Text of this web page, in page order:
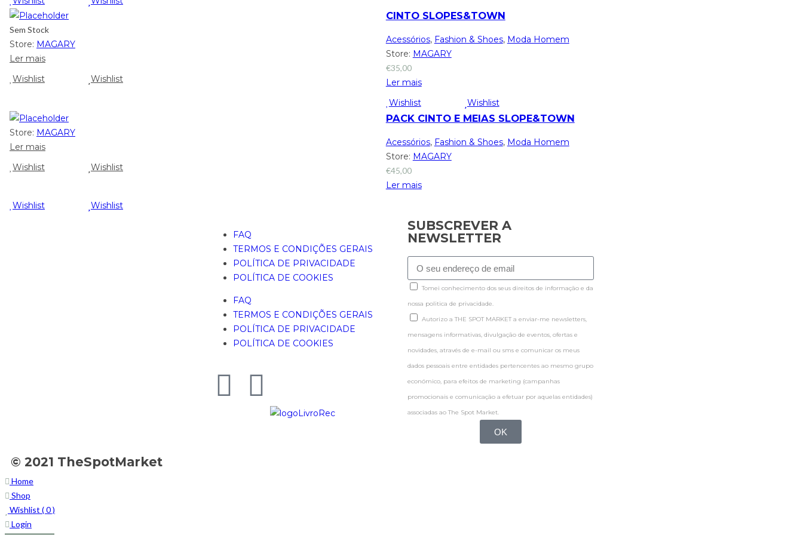
Sem Stock
Store: MAGARY
Ler mais
Wishlist
Wishlist
CINTO SLOPES&TOWN
Acessórios, Fashion & Shoes, Moda Homem
Store: MAGARY
€35,00
Ler mais
Wishlist
Wishlist
Store: MAGARY
Ler mais
Wishlist
Wishlist
PACK CINTO E MEIAS SLOPE&TOWN
Acessórios, Fashion & Shoes, Moda Homem
Store: MAGARY
€45,00
Ler mais
Wishlist
Wishlist
FAQ
TERMOS E CONDIÇÕES GERAIS
POLÍTICA DE PRIVACIDADE
POLÍTICA DE COOKIES
FAQ
TERMOS E CONDIÇÕES GERAIS
POLÍTICA DE PRIVACIDADE
POLÍTICA DE COOKIES
SUBSCREVER A
NEWSLETTER
Tomei conhecimento dos seus direitos de informação e da
nossa politica de privacidade.
Autorizo a THE SPOT MARKET a enviar-me newsletters,
mensagens informativas, divulgação de eventos, ofertas e
novidades, através de e-mail ou sms e comunicar os meus
dados pessoais entre entidades pertencentes ao mesmo grupo
económico, para efeitos de marketing (campanhas
promocionais e comunicação a efetuar por aquelas entidades)
associadas ao The Spot Market.
OK
© 2021 TheSpotMarket
Home
Shop
Wishlist (0)
Login